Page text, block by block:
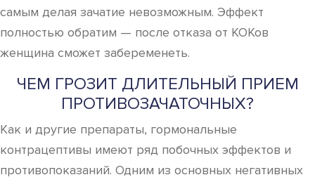
самым делая зачатие невозможным. Эффект
полностью обратим — после отказа от КОКов
женщина сможет забеременеть.
ЧЕМ ГРОЗИТ ДЛИТЕЛЬНЫЙ ПРИЕМ
ПРОТИВОЗАЧАТОЧНЫХ?
Как и другие препараты, гормональные
контрацептивы имеют ряд побочных эффектов и
противопоказаний. Одним из основных негативных